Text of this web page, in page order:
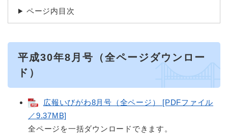
ページ内目次
平成30年8月号（全ページダウンロー
ド）
広報いびがわ8月号（全ページ） [PDFファイル
／9.37MB]
全ページを一括ダウンロードできます。